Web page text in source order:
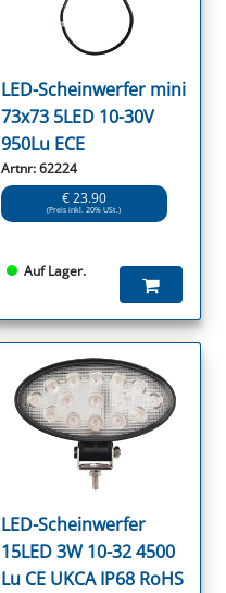
LED-Scheinwerfer mini
73x73 5LED 10-30V
950Lu ECE
Artnr: 62224
€ 23.90
(Preis inkl. 20% USt.)
Auf Lager.
LED-Scheinwerfer
15LED 3W 10-32 4500
Lu CE UKCA IP68 RoHS